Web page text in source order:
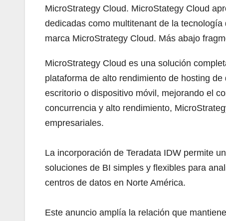
MicroStrategy Cloud. MicroStategy Cloud
dedicadas como multitenant de la
marca MicroStrategy Cloud. Más abajo
MicroStrategy Cloud es una solución
plataforma de alto rendimiento de hosting
escritorio o dispositivo móvil, mejorando el
concurrencia y alto rendimiento,
empresariales.
La incorporación de Teradata IDW permite
soluciones de BI simples y flexibles para
centros de datos en Norte América.
Este anuncio amplía la relación que